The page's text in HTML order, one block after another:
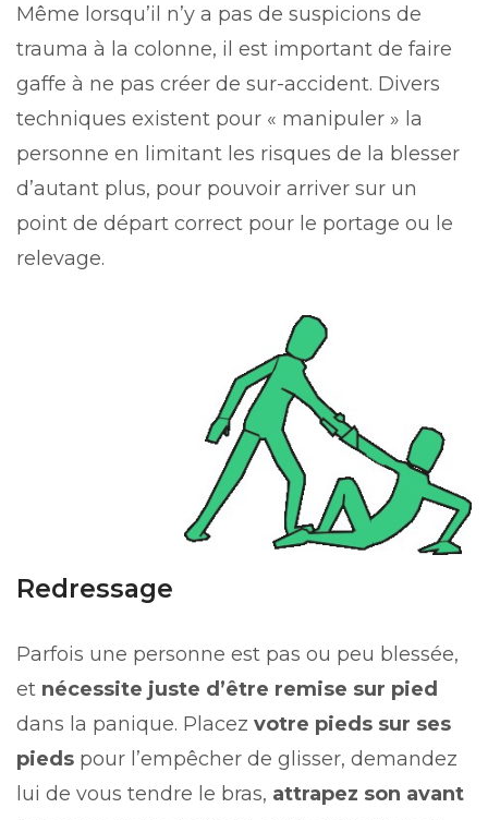
Même lorsqu’il n’y a pas de suspicions de
trauma à la colonne, il est important de faire
gaffe à ne pas créer de sur-accident. Divers
techniques existent pour « manipuler » la
personne en limitant les risques de la blesser
d’autant plus, pour pouvoir arriver sur un
point de départ correct pour le portage ou le
relevage.
Redressage
Parfois une personne est pas ou peu blessée,
et nécessite juste d’être remise sur pied
dans la panique. Placez votre pieds sur ses
pieds pour l’empêcher de glisser, demandez
lui de vous tendre le bras, attrapez son avant